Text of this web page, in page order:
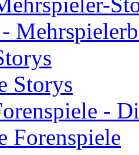
Storys
-
Forenspiele